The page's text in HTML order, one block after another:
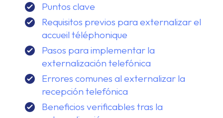
Puntos clave
Requisitos previos para externalizar el
accueil téléphonique
Pasos para implementar la
externalización telefónica
Errores comunes al externalizar la
recepción telefónica
Beneficios verificables tras la